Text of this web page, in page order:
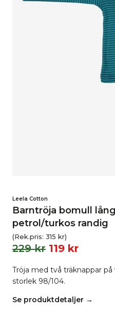
Leela Cotton
Barntröja bomull
petrol/turkos randig
(Rek.pris: 315 kr)
229kr 119 kr
Tröja med två träknappar
storlek 98/104.
Se produktdetaljer →